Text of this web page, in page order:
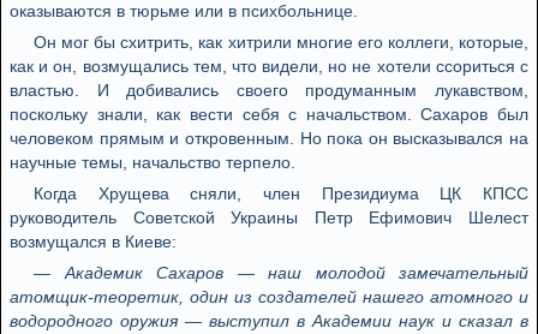
оказываются в тюрьме или в психбольнице.
Он мог бы схитрить, как хитрили многие его коллеги, которые,
как и он, возмущались тем, что видели, но не хотели ссориться с
властью. И добивались своего продуманным лукавством,
поскольку знали, как вести себя с начальством. Сахаров был
человеком прямым и откровенным. Но пока он высказывался на
научные темы, начальство терпело.
Когда Хрущева сняли, член Президиума ЦК КПСС
руководитель Советской Украины Петр Ефимович Шелест
возмущался в Киеве:
— Академик Сахаров — наш молодой замечательный
атомщик-теоретик, один из создателей нашего атомного и
водородного оружия — выступил в Академии наук и сказал в